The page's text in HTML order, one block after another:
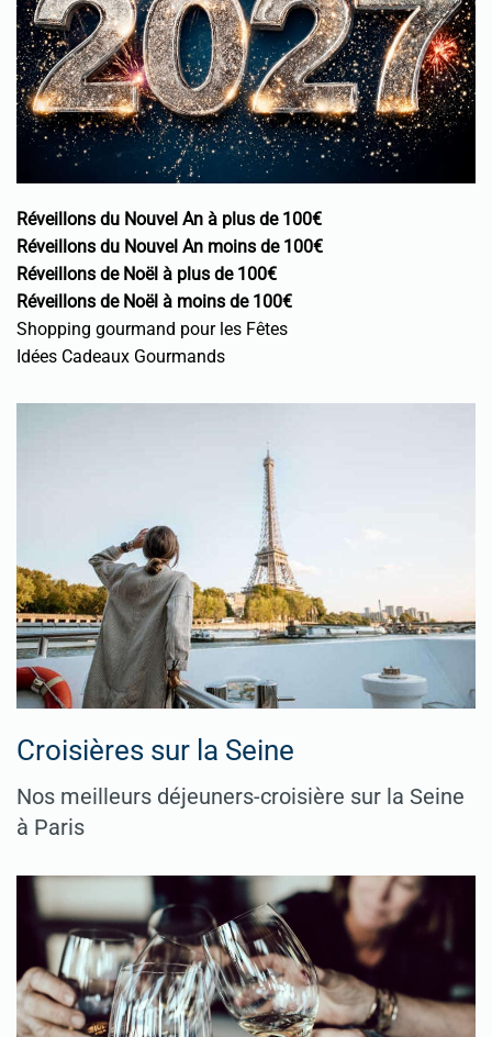
Réveillons du Nouvel An à plus de 100€
Réveillons du Nouvel An moins de 100€
Réveillons de Noël à plus de 100€
Réveillons de Noël à moins de 100€
Shopping gourmand pour les Fêtes
Idées Cadeaux Gourmands
Croisières sur la Seine
Nos meilleurs déjeuners-croisière sur la Seine
à Paris